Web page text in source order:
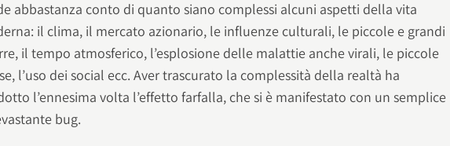
abbastanza conto di quanto siano complessi alcuni aspetti della vita
il clima, il mercato azionario, le influenze culturali, le piccole e grandi
il tempo atmosferico, l’esplosione delle malattie anche virali, le piccole
l’uso dei social ecc. Aver trascurato la complessità della realtà ha
l’ennesima volta l’effetto farfalla, che si è manifestato con un semplice
bug.